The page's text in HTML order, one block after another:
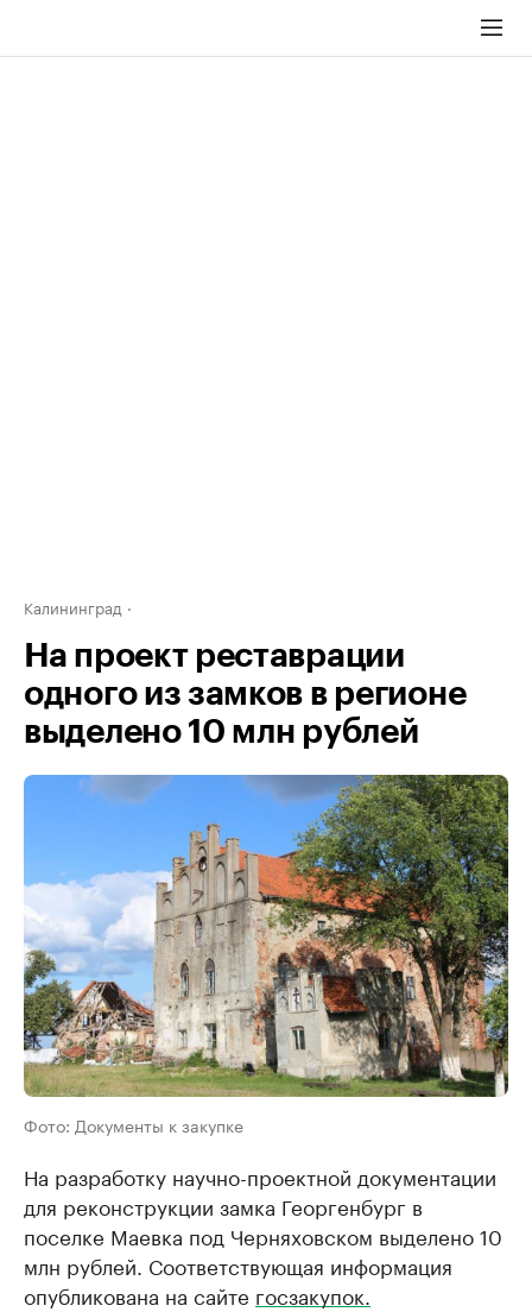
Калининград
На проект реставрации
одного из замков в регионе
выделено 10 млн рублей
Фото: Документы к закупке
На разработку научно-проектной документации
для реконструкции замка Георгенбург в
поселке Маевка под Черняховском выделено 10
млн рублей. Соответствующая информация
опубликована на сайте госзакупок.